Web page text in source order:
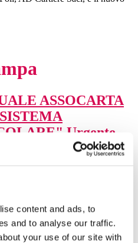
content and ads, to
and to analyse our traffic.
your use of our site with
ASSOCARTA
Urgente
gas, altrimenti non